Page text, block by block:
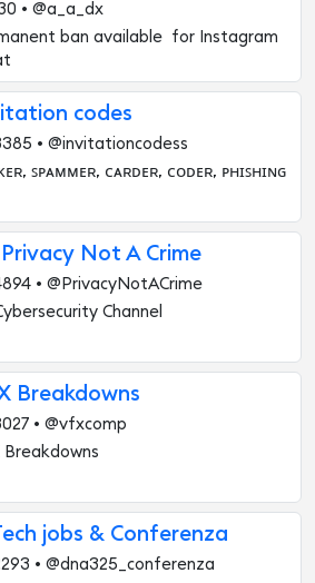
• @a_a_dx
ban available for Instagram
codes
• @invitationcodess
ꜱᴘᴀᴍᴍᴇʀ, ᴄᴀʀᴅᴇʀ, ᴄᴏᴅᴇʀ, ᴘʜɪꜱʜɪɴɢ
Not A Crime
• @PrivacyNotACrime
Channel
Breakdowns
• @vfxcomp
Breakdowns
jobs & Conferenza
• @dna325_conferenza